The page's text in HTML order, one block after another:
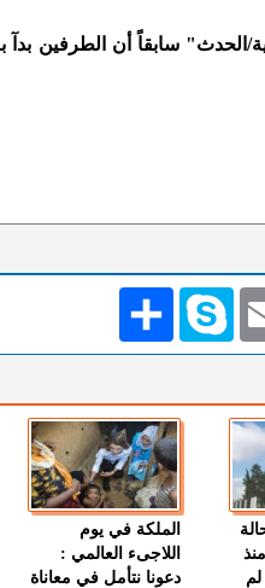
الحدث" سابقاً أن الطرفين
انشر Skype
" : 97 حالة
الملكة في يوم
اللاجىء العالمي :
دعونا نتأمل في معاناة